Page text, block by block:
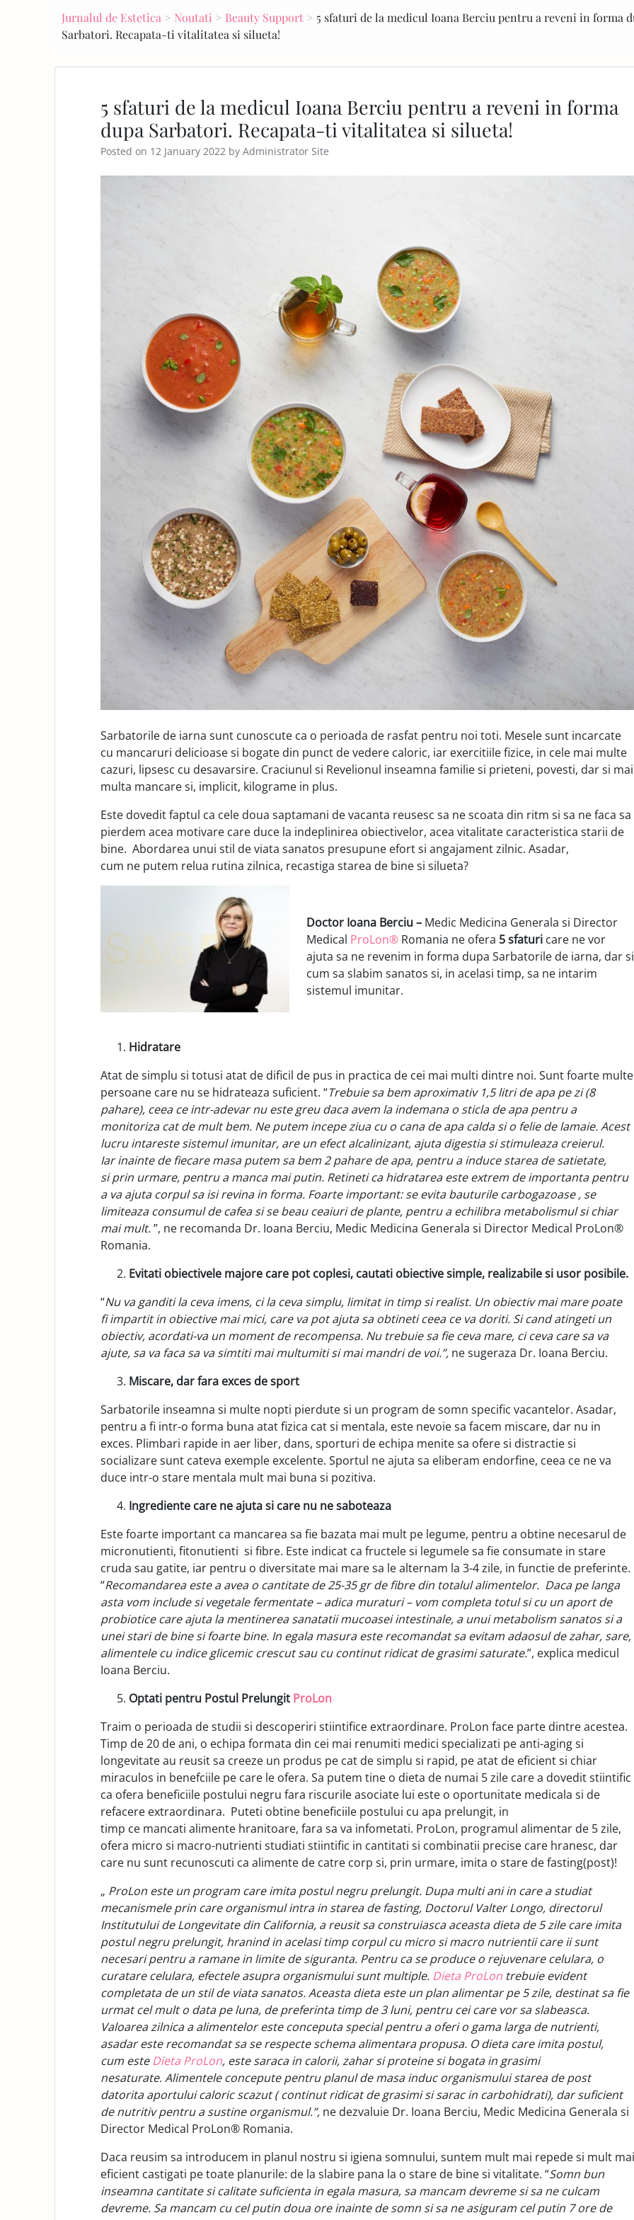
E
navigation
Jurnalul de Estetica > Noutati > Beauty Support > 5 sfaturi de la medicul Ioana Berciu pentru a reveni in forma
Sarbatori. Recapata-ti vitalitatea si silueta!
5 sfaturi de la medicul Ioana Berciu pentru a reveni in forma
dupa Sarbatori. Recapata-ti vitalitatea si silueta!
Posted on 12 January 2022 by Administrator Site
Sarbatorile de iarna sunt cunoscute ca o perioada de rasfat pentru noi toti. Mesele sunt incarcate
cu mancaruri delicioase si bogate din punct de vedere caloric, iar exercitiile fizice, in cele mai multe
cazuri, lipsesc cu desavarsire. Craciunul si Revelionul inseamna familie si prieteni, povesti, dar si mai
multa mancare si, implicit, kilograme in plus.
Este dovedit faptul ca cele doua saptamani de vacanta reusesc sa ne scoata din ritm si sa ne faca sa
pierdem acea motivare care duce la indeplinirea obiectivelor, acea vitalitate caracteristica starii de
bine. Abordarea unui stil de viata sanatos presupune efort si angajament zilnic. Asadar,
cum ne putem relua rutina zilnica, recastiga starea de bine si silueta?
Doctor Ioana Berciu – Medic Medicina Generala si Director
Medical ProLon® Romania ne ofera 5 sfaturi care ne vor
ajuta sa ne revenim in forma dupa Sarbatorile de iarna, dar si
cum sa slabim sanatos si, in acelasi timp, sa ne intarim
sistemul imunitar.
Hidratare
Atat de simplu si totusi atat de dificil de pus in practica de cei mai multi dintre noi. Sunt foarte multe
persoane care nu se hidrateaza suficient. “Trebuie sa bem aproximativ 1,5 litri de apa pe zi (8
pahare), ceea ce intr-adevar nu este greu daca avem la indemana o sticla de apa pentru a
monitoriza cat de mult bem. Ne putem incepe ziua cu o cana de apa calda si o felie de lamaie.Acest
lucru intareste sistemul imunitar, are un efect alcalinizant, ajuta digestia si stimuleaza creierul.
Iar inainte de fiecare masa putem sa bem 2 pahare de apa, pentru a induce starea de satietate,
si prin urmare, pentru a manca mai putin. Retineti ca hidratarea este extrem de importanta pentru
a va ajuta corpul sa isi revina in forma. Foarte important:se evita bauturile carbogazoase , se
limiteaza consumul de cafea si se beau ceaiuri de plante, pentru a echilibra metabolismul si chiar
mai mult.”, ne recomanda Dr. Ioana Berciu, Medic Medicina Generala si Director Medical ProLon®
Romania.
Evitati obiectivele majore care pot coplesi, cautati obiective simple, realizabile si usor posibile.
“Nu va ganditi la ceva imens, ci la ceva simplu, limitat in timp si realist. Un obiectiv mai mare poate
fi impartit in obiective mai mici, care va pot ajuta sa obtineti ceea ce va doriti. Si cand atingeti un
obiectiv, acordati-va un moment de recompensa. Nu trebuie sa fie ceva mare, ci ceva care sa va
ajute, sa va faca sa va simtiti mai multumiti si mai mandri de voi.”, ne sugeraza Dr. Ioana Berciu.
Miscare, dar fara exces de sport
Sarbatorile inseamna si multe nopti pierdute si un program de somn specific vacantelor. Asadar,
pentru a fi intr-o forma buna atat fizica cat si mentala, este nevoie sa facem miscare, dar nu in
exces. Plimbari rapide in aer liber, dans, sporturi de echipa menite sa ofere si distractie si
socializare sunt cateva exemple excelente. Sportul ne ajuta sa eliberam endorfine, ceea ce ne va
duce intr-o stare mentala mult mai buna si pozitiva.
Ingrediente care ne ajuta si care nu ne saboteaza
Este foarte important ca mancarea sa fie bazata mai mult pe legume, pentru a obtine necesarul de
micronutienti, fitonutienti si fibre. Este indicat ca fructele si legumele sa fie consumate in stare
cruda sau gatite, iar pentru o diversitate mai mare sa le alternam la 3-4 zile, in functie de preferinte.
“Recomandarea este a avea o cantitate de 25-35 gr de fibre din totalul alimentelor. Daca pe langa
asta vom include si vegetale fermentate – adica muraturi – vom completa totul si cu un aport de
probiotice care ajuta la mentinerea sanatatii mucoasei intestinale, a unui metabolism sanatos si a
unei stari de bine si foarte bine. In egala masura este recomandat sa evitam adaosul de zahar, sare,
alimentele cu indice glicemic crescut sau cu continut ridicat de grasimi saturate.”, explica medicul
Ioana Berciu.
Optati pentru Postul Prelungit ProLon
Traim o perioada de studii si descoperiri stiintifice extraordinare. ProLon face parte dintre acestea.
Timp de 20 de ani, o echipa formata din cei mai renumiti medici specializati pe anti-aging si
longevitate au reusit sa creeze un produs pe cat de simplu si rapid, pe atat de eficient si chiar
miraculos in benefciile pe care le ofera. Sa putem tine o dieta de numai 5 zile care a dovedit stiintific
ca ofera beneficiile postului negru fara riscurile asociate lui este o oportunitate medicala si de
refacere extraordinara. Puteti obtine beneficiile postului cu apa prelungit, in
timp ce mancati alimente hranitoare, fara sa va infometati. ProLon, programul alimentar de 5 zile,
ofera micro si macro-nutrienti studiati stiintific in cantitati si combinatii precise care hranesc, dar
care nu sunt recunoscuti ca alimente de catre corp si, prin urmare, imita o stare de fasting(post)!
„ ProLon este un program care imita postul negru prelungit. Dupa multi ani in care a studiat
mecanismele prin care organismul intra in starea de fasting, Doctorul Valter Longo, directorul
Institutului de Longevitate din California, a reusit sa construiasca aceasta dieta de 5 zile care imita
postul negru prelungit, hranind in acelasi timp corpul cu micro si macro nutrientii care ii sunt
necesari pentru a ramane in limite de siguranta. Pentru ca se produce o rejuvenare celulara, o
curatare celulara, efectele asupra organismului sunt multiple. Dieta ProLon trebuie evident
completata de un stil de viata sanatos. Aceasta dieta este un plan alimentar pe 5 zile, destinat sa fie
urmat cel mult o data pe luna, de preferinta timp de 3 luni, pentru cei care vor sa slabeasca.
Valoarea zilnica a alimentelor este conceputa special pentru a oferi o gama larga de nutrienti,
asadar este recomandat sa se respecte schema alimentara propusa. O dieta care imita postul,
cum esteDieta ProLon, este saraca in calorii, zahar si proteine si bogata in grasimi
nesaturate. Alimentele concepute pentru planul de masa induc organismului starea de post
datorita aportului caloric scazut ( continut ridicat de grasimi si sarac in carbohidrati), dar suficient
de nutritiv pentru a sustine organismul.”, ne dezvaluie Dr. Ioana Berciu, Medic Medicina Generala si
Director Medical ProLon® Romania.
Daca reusim sa introducem in planul nostru si igiena somnului, suntem mult mai repede si mult mai
eficient castigati pe toate planurile: de la slabire pana la o stare de bine si vitalitate. “Somn bun
inseamna cantitate si calitate suficienta in egala masura, sa mancam devreme si sa ne culcam
devreme. Sa mancam cu cel putin doua ore inainte de somn si sa ne asiguram cel putin 7 ore de